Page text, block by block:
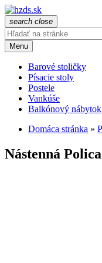
search close
Menu
Barové stoličky
Písacie stoly
Postele
Vankúše
Balkónový nábytok
Domáca stránka »
Nástenná